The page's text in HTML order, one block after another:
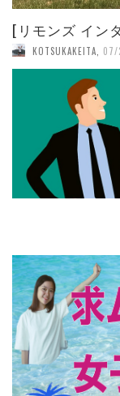
[リモンズ イン
KOTSUKAKEITA 07/